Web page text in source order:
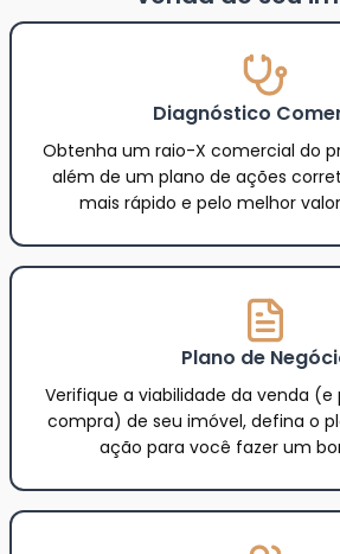
Diagnóstico
Obtenha um raio-X comercial do
além de um plano de ações
mais rápido e pelo melhor
Plano de
Verifique a viabilidade da venda
compra) de seu imóvel, defina o
ação para você fazer um